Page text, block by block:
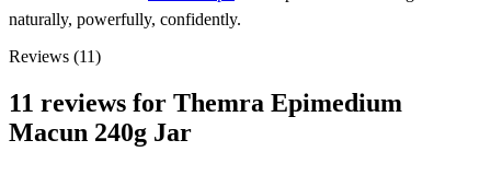
naturally, powerfully, confidently.
Reviews (11)
11 reviews for Themra Epimedium
Macun 240g Jar